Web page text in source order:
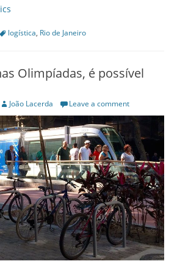
Tagslogística, Rio de Janeiro
Olimpíadas, é possível
Author
João Lacerda Leave a comment